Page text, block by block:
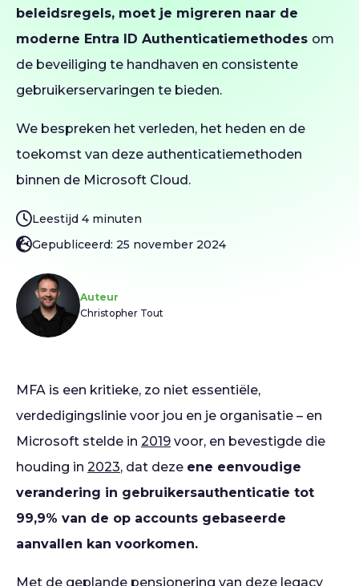
beleidsregels, moet je migreren naar de
moderne Entra ID Authenticatiemethodes om
de beveiliging te handhaven en consistente
gebruikerservaringen te bieden.
We bespreken het verleden, het heden en de
toekomst van deze authenticatiemethoden
binnen de Microsoft Cloud.
Auteur
Christopher Tout
Leestijd 4 minuten
Gepubliceerd: 25 november 2024
MFA is een kritieke, zo niet essentiële,
verdedigingslinie voor jou en je organisatie – en
Microsoft stelde in 2019 voor, en bevestigde die
houding in 2023, dat deze ene eenvoudige
verandering in gebruikersauthenticatie tot
99,9% van de op accounts gebaseerde
aanvallen kan voorkomen.
Met de geplande pensionering van deze legacy